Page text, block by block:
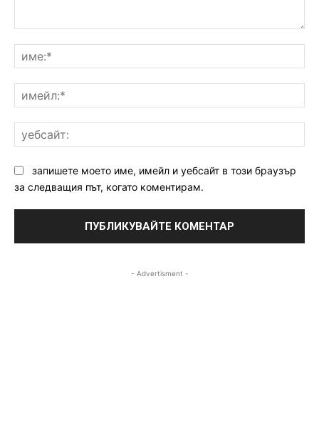
запишете моето име, имейл и уебсайт в този браузър
за следващия път, когато коментирам.
- Advertisment -